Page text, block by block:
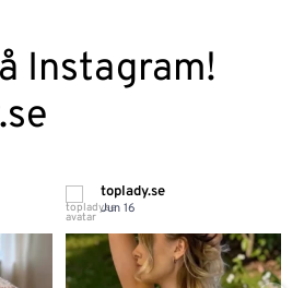
Instagram!
toplady.se
Jun 16